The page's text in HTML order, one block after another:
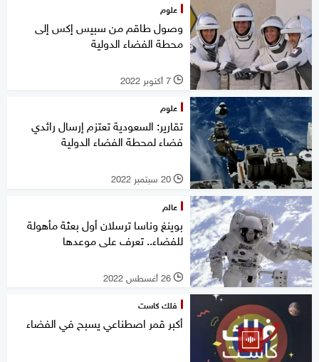
علوم
وصول طاقم من سبيس إكس إلى
محطة الفضاء الدولية
l 7 أكتوبر 2022
علوم
تقارير: السعودية تعتزم إرسال رائدي
فضاء لمحطة الفضاء الدولية
l 20 سبتمبر 2022
عالم
بوينغ وناسا ترسلان أول بعثة مأهولة
للفضاء.. تعرف على موعدها
l 26 أغسطس 2022
فلك كاست
أكبر قمر اصطناعي يسبح في الفضاء